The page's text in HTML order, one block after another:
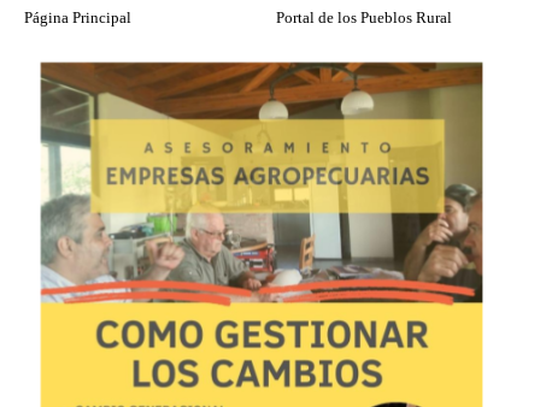
Página Principal Portal de los Pueblos Rural